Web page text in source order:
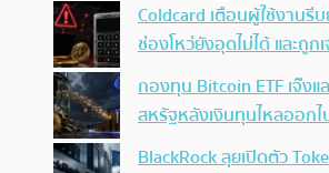
Coldcard เตือนผู้ใช้งานรี
ช่องโหว่ยังอุดไม่ได้ และถูก
กองทุน Bitcoin ETF เจ๊งแ
สหรัฐหลังเงินทุนไหลออก
BlackRock ลุยเปิดตัว